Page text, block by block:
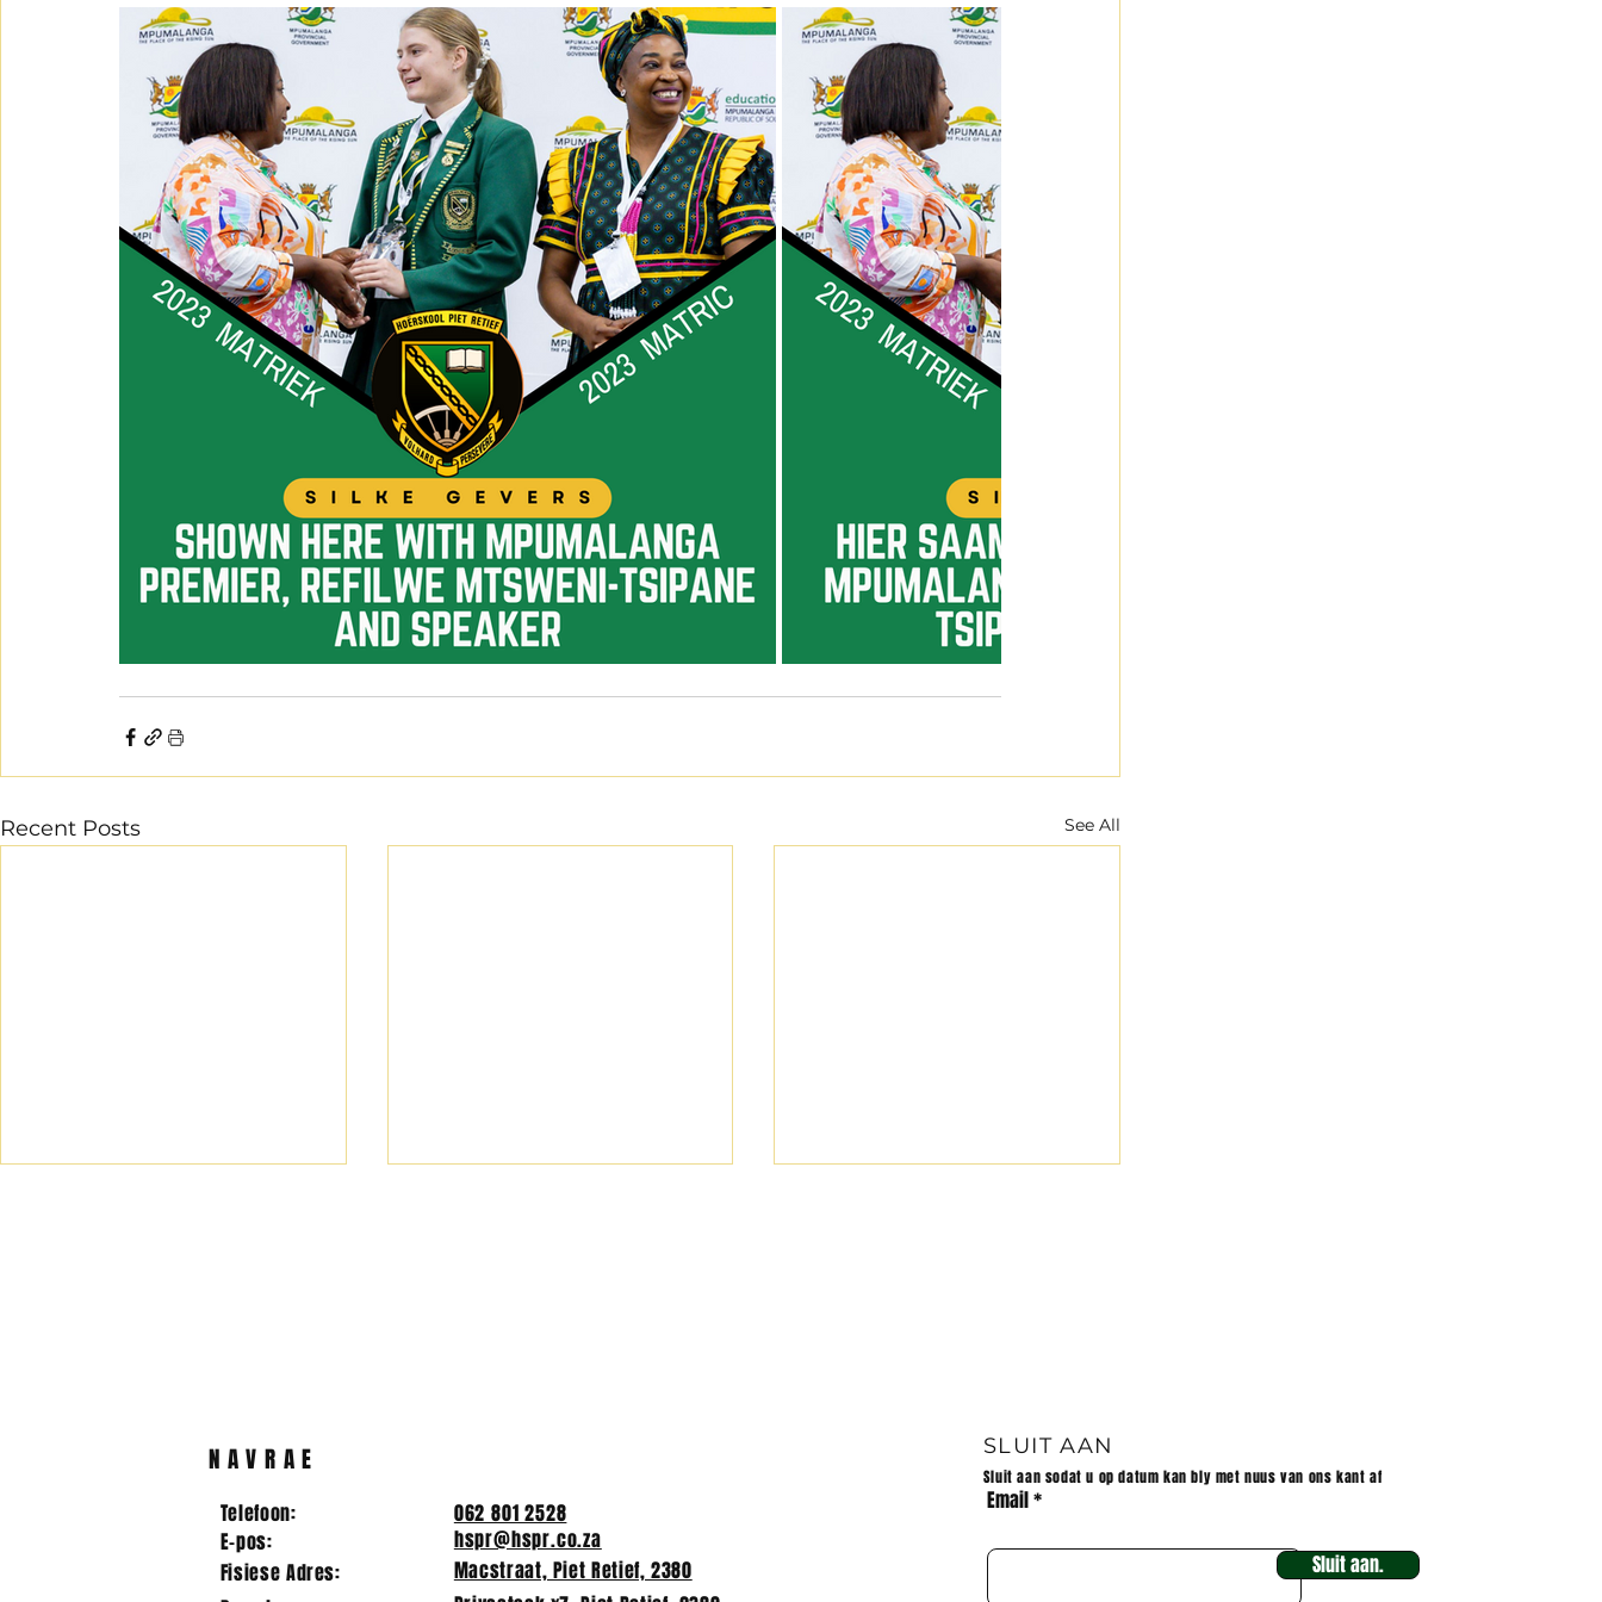
Recent Posts See All
Telefoon:
E-pos:
Fisiese Adres:
062 801 2528
hspr@hspr.co.za
Macstraat, Piet Retief, 2380
SLUIT AAN
Sluit aan sodat u op datum kan bly met nuus van ons kant af
Email
Sluit aan.
NAVRAE